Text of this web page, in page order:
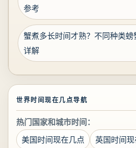
参考
蟹煮多长时间才熟？不同种类螃
详解
世界时间现在几点导航
热门国家和城市时间：
美国时间现在几点
英国时间